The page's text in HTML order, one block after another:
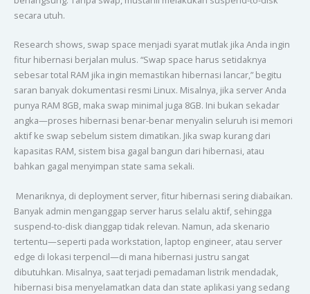
secara utuh.
Research shows, swap space menjadi syarat mutlak jika Anda ingin
fitur hibernasi berjalan mulus. “Swap space harus setidaknya
sebesar total RAM jika ingin memastikan hibernasi lancar,” begitu
saran banyak dokumentasi resmi Linux. Misalnya, jika server Anda
punya RAM 8GB, maka swap minimal juga 8GB. Ini bukan sekadar
angka—proses hibernasi benar-benar menyalin seluruh isi memori
aktif ke swap sebelum sistem dimatikan. Jika swap kurang dari
kapasitas RAM, sistem bisa gagal bangun dari hibernasi, atau
bahkan gagal menyimpan state sama sekali.
Menariknya, di deployment server, fitur hibernasi sering diabaikan.
Banyak admin menganggap server harus selalu aktif, sehingga
suspend-to-disk dianggap tidak relevan. Namun, ada skenario
tertentu—seperti pada workstation, laptop engineer, atau server
edge di lokasi terpencil—di mana hibernasi justru sangat
dibutuhkan. Misalnya, saat terjadi pemadaman listrik mendadak,
hibernasi bisa menyelamatkan data dan state aplikasi yang sedang